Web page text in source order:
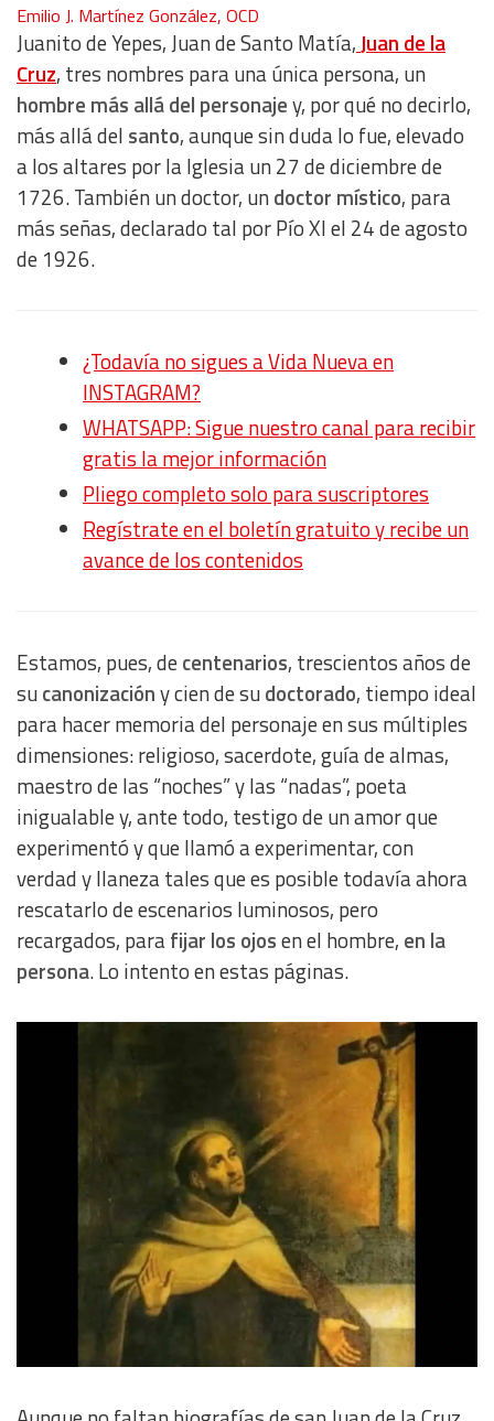
Emilio J. Martínez González, OCD
Juanito de Yepes, Juan de Santo Matía,Juan de la
Cruz, tres nombres para una única persona, un
hombre más allá del personajey, por qué no decirlo,
más allá del santo, aunque sin duda lo fue, elevado
a los altares por la Iglesia un 27 de diciembre de
1726. También un doctor, undoctor místico, para
más señas, declarado tal por Pío XI el 24 de agosto
de 1926.
¿Todavía no sigues a Vida Nueva en
INSTAGRAM?
WHATSAPP: Sigue nuestro canal para recibir
gratis la mejor información
Pliego completo solo para suscriptores
Regístrate en el boletín gratuito y recibe un
avance de los contenidos
Estamos, pues, decentenarios, trescientos años de
sucanonizacióny cien de sudoctorado, tiempo ideal
para hacer memoria del personaje en sus múltiples
dimensiones: religioso, sacerdote, guía de almas,
maestro de las “noches” y las “nadas”, poeta
inigualable y, ante todo, testigo de un amor que
experimentó y que llamó a experimentar, con
verdad y llaneza tales que es posible todavía ahora
rescatarlo de escenarios luminosos, pero
recargados, parafijar los ojosen el hombre, en la
persona. Lo intento en estas páginas.